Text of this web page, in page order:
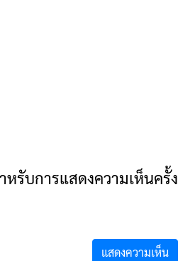
รับการแสดงความเห็นครั้ง